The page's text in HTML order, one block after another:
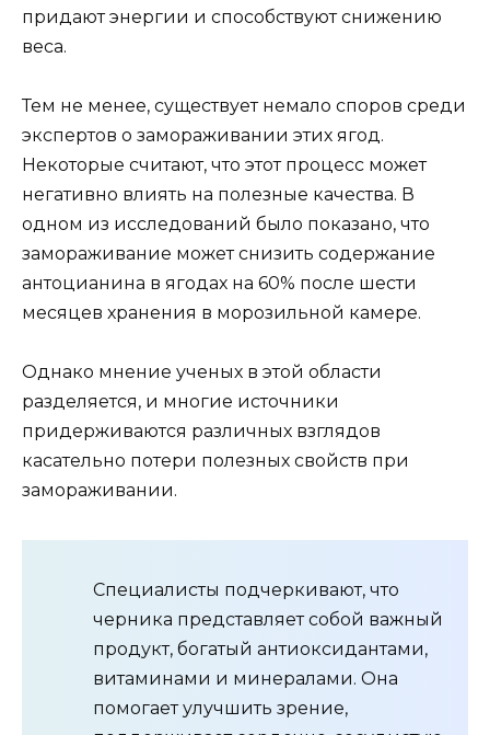
придают энергии и способствуют снижению
веса.
Тем не менее, существует немало споров среди
экспертов о замораживании этих ягод.
Некоторые считают, что этот процесс может
негативно влиять на полезные качества. В
одном из исследований было показано, что
замораживание может снизить содержание
антоцианина в ягодах на 60% после шести
месяцев хранения в морозильной камере.
Однако мнение ученых в этой области
разделяется, и многие источники
придерживаются различных взглядов
касательно потери полезных свойств при
замораживании.
Специалисты подчеркивают, что
черника представляет собой важный
продукт, богатый антиоксидантами,
витаминами и минералами. Она
помогает улучшить зрение,